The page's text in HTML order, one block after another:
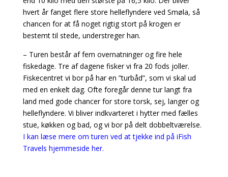
hvert år fanget flere store helleflyndere ved Smøla, så
chancen for at få noget rigtig stort på krogen er
bestemt til stede, understreger han.
– Turen består af fem overnatninger og fire hele
fiskedage. Tre af dagene fisker vi fra 20 fods joller.
Fiskecentret vi bor på har en ”turbåd”, som vi skal ud
med en enkelt dag. Ofte foregår denne tur langt fra
land med gode chancer for store torsk, sej, langer og
helleflyndere. Vi bliver indkvarteret i hytter med fælles
stue, køkken og bad, og vi bor på delt dobbeltværelse.
I kan læse mere om turen ved at tjekke ind på iFish
Travels hjemmeside her.